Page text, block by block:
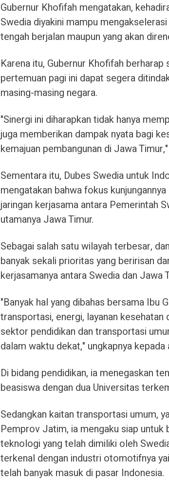
Gubernur Khofifah mengatakan,
Swedia diyakini mampu
tengah berjalan maupun yang akan
Karena itu, Gubernur Khofifah
pertemuan pagi ini dapat segera
masing-masing negara.
"Sinergi ini diharapkan tidak hanya
juga memberikan dampak nyata bagi
kemajuan pembangunan di Jawa
Sementara itu, Dubes Swedia untuk
mengatakan bahwa fokus
jaringan kerjasama antara Pemerintah
utamanya Jawa Timur.
Sebagai salah satu wilayah terbesar,
banyak sekali prioritas yang beririsan
kerjasamanya antara Swedia dan Jawa
"Banyak hal yang dibahas bersama Ibu
transportasi, energi, layanan
sektor pendidikan dan transportasi
dalam waktu dekat," ungkapnya kepada
Di bidang pendidikan, ia menegaskan
beasiswa dengan dua Universitas
Sedangkan kaitan transportasi umum,
Pemprov Jatim, ia mengaku siap
teknologi yang telah dimiliki oleh
terkenal dengan industri otomotifnya
telah banyak masuk di pasar Indonesia.